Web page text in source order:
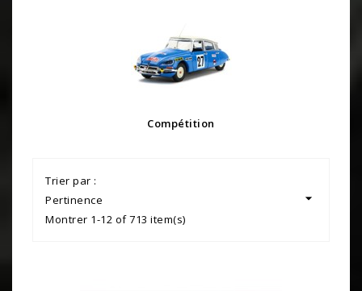
Compétition
Trier par :
Pertinence

Montrer 1-12 of 713 item(s)